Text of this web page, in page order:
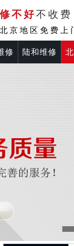
修不好不收费
北京地区免费上
修 陆和维修